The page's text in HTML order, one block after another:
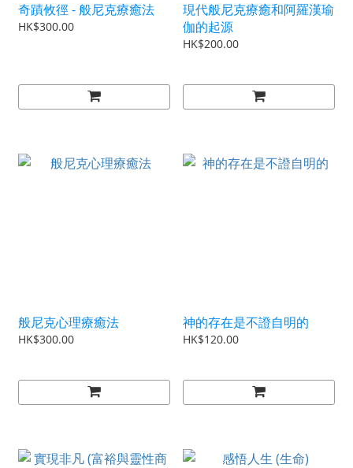
奇蹟攸徑 - 般尼克療癒法
HK$300.00
現代般尼克療癒和阿羅漢瑜
伽的起源
HK$200.00
般尼克心理療癒法
HK$300.00
神的存在是不證自明的
HK$120.00